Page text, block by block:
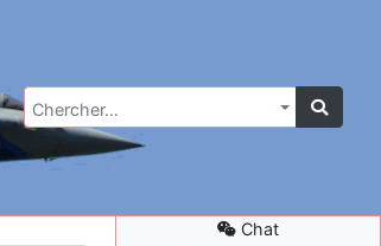
Chercher…
Chat